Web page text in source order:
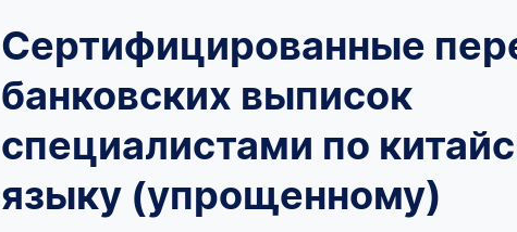
Сертифицированные
банковских выписок
специалистами по
языку (упрощенному)